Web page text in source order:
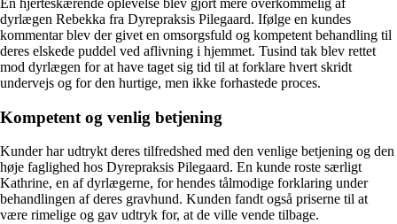
dyrlægen Rebekka fra Dyrepraksis Pilegaard. Ifølge en kundes
kommentar blev der givet en omsorgsfuld og kompetent behandling til
deres elskede puddel ved aflivning i hjemmet. Tusind tak blev rettet
mod dyrlægen for at have taget sig tid til at forklare hvert skridt
undervejs og for den hurtige, men ikke forhastede proces.
Kompetent og venlig betjening
Kunder har udtrykt deres tilfredshed med den venlige betjening og den
høje faglighed hos Dyrepraksis Pilegaard. En kunde roste særligt
Kathrine, en af dyrlægerne, for hendes tålmodige forklaring under
behandlingen af ​​deres gravhund. Kunden fandt også priserne til at
være rimelige og gav udtryk for, at de ville vende tilbage.